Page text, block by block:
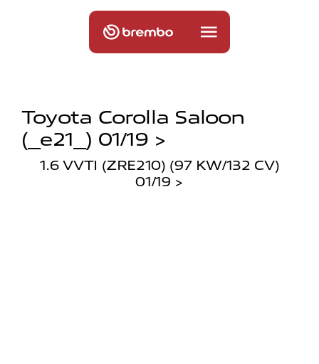
Toyota Corolla Saloon
(_e21_) 01/19 >
1.6 VVTI (ZRE210) (97 KW/132 CV)
01/19 >